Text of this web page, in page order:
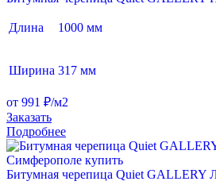
Длина 1000 мм
Ширина 317 мм
от 991 ₽/м2
Заказать
Подробнее
Битумная черепица Quiet GALLERY